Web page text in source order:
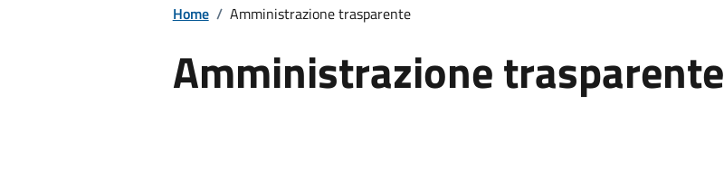
Home / Amministrazione trasparente
Amministrazione trasparente